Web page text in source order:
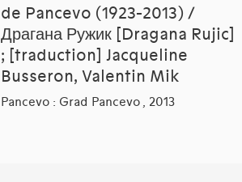
de Pancevo (1923-2013) /
Драгана Ружик [Dragana Rujic]
; [traduction] Jacqueline
Busseron, Valentin Mik
Pancevo : Grad Pancevo , 2013